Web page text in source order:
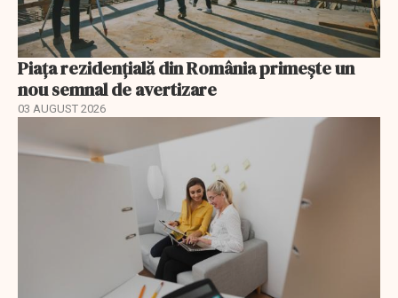
Piața rezidențială din România primește un
nou semnal de avertizare
03 AUGUST 2026